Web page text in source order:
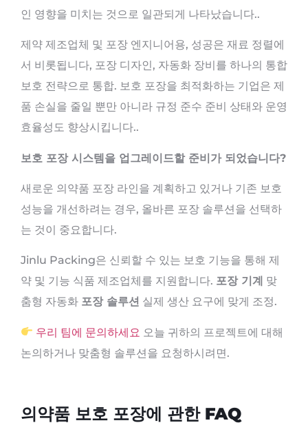
인 영향을 미치는 것으로 일관되게 나타났습니다..
제약 제조업체 및 포장 엔지니어용, 성공은 재료 정렬에
서 비롯됩니다, 포장 디자인, 자동화 장비를 하나의 통합
보호 전략으로 통합. 보호 포장을 최적화하는 기업은 제
품 손실을 줄일 뿐만 아니라 규정 준수 준비 상태와 운영
효율성도 향상시킵니다..
보호 포장 시스템을 업그레이드할 준비가 되었습니다?
새로운 의약품 포장 라인을 계획하고 있거나 기존 보호
성능을 개선하려는 경우, 올바른 포장 솔루션을 선택하
는 것이 중요합니다.
Jinlu Packing은 신뢰할 수 있는 보호 기능을 통해 제
약 및 기능 식품 제조업체를 지원합니다. 포장 기계 맞
춤형 자동화 포장 솔루션 실제 생산 요구에 맞게 조정.
우리 팀에 문의하세요 오늘 귀하의 프로젝트에 대해
논의하거나 맞춤형 솔루션을 요청하시려면.
의약품 보호 포장에 관한 FAQ